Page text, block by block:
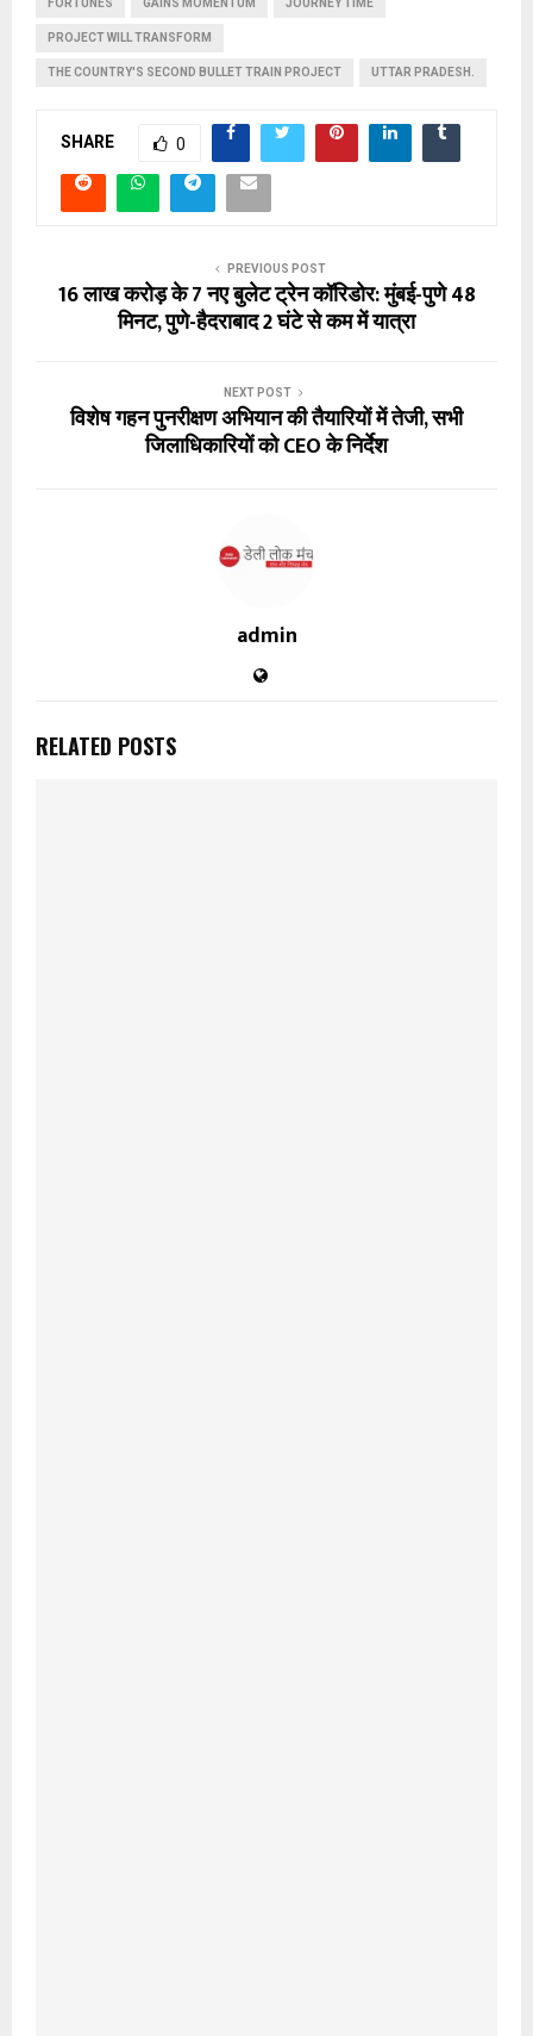
FORTUNES GAINS MOMENTUM JOURNEY TIME
PROJECT WILL TRANSFORM
THE COUNTRY'S SECOND BULLET TRAIN PROJECT UTTAR PRADESH.
SHARE 0
PREVIOUS POST
16 लाख करोड़ के 7 नए बुलेट ट्रेन कॉरिडोर: मुंबई-पुणे 48
मिनट, पुणे-हैदराबाद 2 घंटे से कम में यात्रा
NEXT POST
विशेष गहन पुनरीक्षण अभियान की तैयारियों में तेजी, सभी
जिलाधिकारियों को CEO के निर्देश
admin
RELATED POSTS